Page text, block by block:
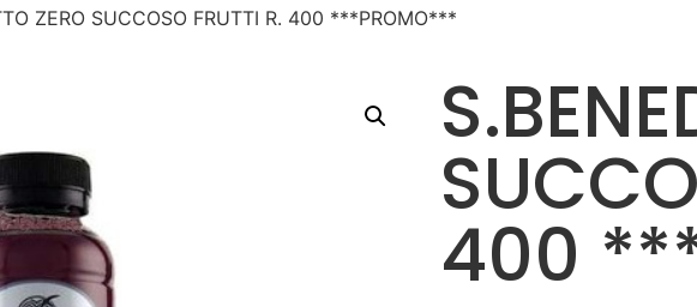
ZERO SUCCOSO FRUTTI R. 400 ***PROMO***
400